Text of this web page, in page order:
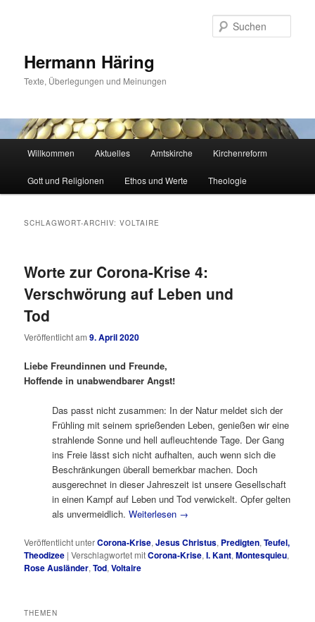
Hermann Häring
Texte, Überlegungen und Meinungen
Willkommen Aktuelles Amtskirche Kirchenreform
Gott und Religionen Ethos und Werte Theologie
SCHLAGWORT-ARCHIV:VOLTAIRE
Worte zur Corona-Krise 4:
Verschwörung auf Leben und
Tod
Veröffentlicht am9. April 2020
Liebe Freundinnen und Freunde,
Hoffende in unabwendbarer Angst!
Das passt nicht zusammen: In der Natur meldet sich der
Frühling mit seinem sprießenden Leben, genießen wir eine
strahlende Sonne und hell aufleuchtende Tage. Der Gang
ins Freie lässt sich nicht aufhalten, auch wenn sich die
Beschränkungen überall bemerkbar machen. Doch
ausgerechnet in dieser Jahreszeit ist unsere Gesellschaft
in einen Kampf auf Leben und Tod verwickelt. Opfer gelten
als unvermeidlich.Weiterlesen →
Veröffentlicht unterCorona-Krise,Jesus Christus, Predigten,Teufel,
Theodizee |Verschlagwortet mitCorona-Krise,I. Kant,Montesquieu,
Rose Ausländer,Tod,Voltaire
THEMEN